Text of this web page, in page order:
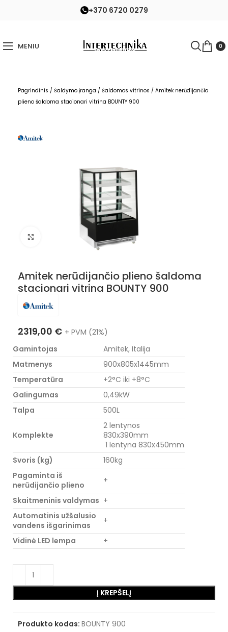
+370 6720 0279
MENIU 0
Pagrindinis / Šaldymo įranga / Šaldomos vitrinos / Amitek nerūdijančio
plieno šaldoma stacionari vitrina BOUNTY 900
Nuotraukos padidinimas
Amitek nerūdijančio plieno šaldoma
stacionari vitrina BOUNTY 900
2319,00 € + PVM (21%)
Gamintojas
Amitek, Italija
Matmenys
900x805x1445mm
Temperatūra
+2°C iki +8°C
Galingumas
0,49kW
Talpa
500L
Komplekte
2 lentynos
830x390mm
1 lentyna 830x450mm
Svoris (kg)
160kg
Pagaminta iš
nerūdijančio plieno
+
Skaitmeninis valdymas +
Automatinis užšalusio
vandens išgarinimas
+
Vidinė LED lempa
+
Į KREPŠELĮ
Produkto kodas: BOUNTY 900